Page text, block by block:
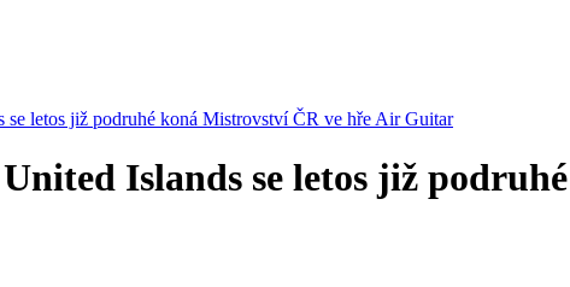
se letos již podruhé koná Mistrovství ČR ve hře Air Guitar
Islands se letos již